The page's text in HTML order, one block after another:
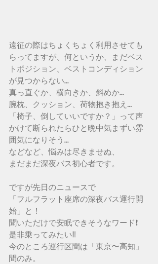
遠征の際はちょくちょく利用させても
らってますが、何というか、まだベス
トポジション、ベストコンディション
が見つからない…
真っ直ぐか、横向きか、斜めか…
腕枕、クッション、荷物抱き抱え…
「椅子、倒していいですか？」って声
かけて断られたらひと晩中気まずい雰
囲気になりそう…
などなど、悩みは尽きませぬ、
まだまだ深夜バス初心者です。
ですが先日のニュースで
「フルフラット座席の深夜バス運行開
始」と！
聞いただけで安眠できそうなワード❗️
是非乗ってみたい‼️
今のところ運行区間は「東京〜高知」
間のみ。